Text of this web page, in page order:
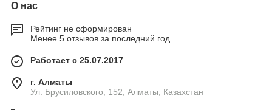
О нас
Рейтинг не сформирован
Менее 5 отзывов за последний год
Работает с 25.07.2017
г. Алматы
Ул. Брусиловского, 152, Алматы, Казахстан